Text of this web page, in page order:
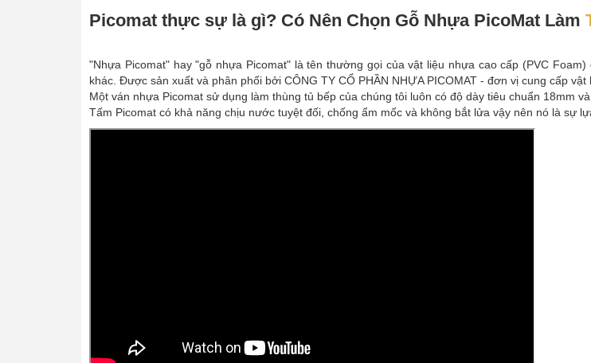
Picomat thực sự là gì? Có Nên Chọn Gỗ Nhựa PicoMat Làm
"Nhựa Picomat" hay "gỗ nhựa Picomat" là tên thường gọi của vật liệu nhựa cao cấp (PVC
khác. Được sản xuất và phân phối bởi CÔNG TY CỔ PHẦN NHỰA PICOMAT - đơn vị cung cấp vật
Một ván nhựa Picomat sử dụng làm thùng tủ bếp của chúng tôi luôn có độ dày tiêu chuẩn 18mm
Tấm Picomat có khả năng chịu nước tuyệt đối, chống ẩm mốc và không bắt lửa vậy nên nó là sự